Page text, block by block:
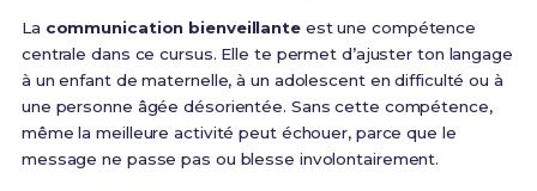
La communication bienveillanteest une compétence
centrale dans ce cursus. Elle te permet d’ajuster ton langage
à un enfant de maternelle, à un adolescent en difficulté ou à
une personne âgée désorientée. Sans cette compétence,
même la meilleure activité peut échouer, parce que le
message ne passe pas ou blesse involontairement.